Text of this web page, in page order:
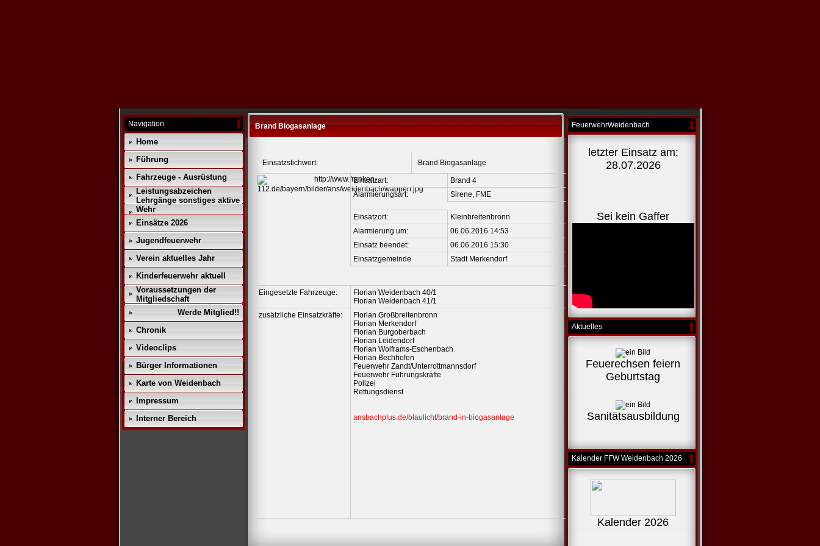
Navigation
Home
Führung
Fahrzeuge - Ausrüstung
Leistungsabzeichen
Lehrgänge sonstiges aktive
Wehr
Einsätze 2026
Jugendfeuerwehr
Verein aktuelles Jahr
Kinderfeuerwehr aktuell
Voraussetzungen der
Mitgliedschaft
Werde Mitglied!!
Chronik
Videoclips
Bürger Informationen
Karte von Weidenbach
Impressum
Interner Bereich
Brand Biogasanlage
Einsatzstichwort: Brand Biogasanlage
Brand 4
Einsatzart:
Sirene, FME
Alarmierungsart:
Kleinbreitenbronn
Einsatzort:
06.06.2016 14:53
Alarmierung um:
06.06.2016 15:30
Einsatz beendet:
Stadt Merkendorf
Einsatzgemeinde
Eingesetzte Fahrzeuge:
Florian Weidenbach 40/1
Florian Weidenbach 41/1
zusätzliche Einsatzkräfte:
Florian Großbreitenbronn
Florian Merkendorf
Florian Burgoberbach
Florian Leidendorf
Florian Wolframs-Eschenbach
Florian Bechhofen
Feuerwehr Zandt/Unterrottmannsdorf
Feuerwehr Führungskräfte
Polizei
Rettungsdienst
ansbachplus.de/blaulicht/brand-in-biogasanlage
FeuerwehrWeidenbach
letzter Einsatz am:
28.07.2026
Sei kein Gaffer
Aktuelles
Feuerechsen feiern
Geburtstag
Sanitätsausbildung
Kalender FFW Weidenbach 2026
Kalender 2026